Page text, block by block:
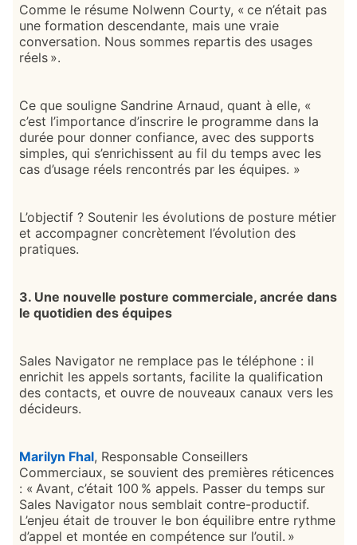
Comme le résume Nolwenn Courty, « ce n’était pas
une formation descendante, mais une vraie
conversation. Nous sommes repartis des usages
réels ».
Ce que souligne Sandrine Arnaud, quant à elle, «
c’est l’importance d’inscrire le programme dans la
durée pour donner confiance, avec des supports
simples, qui s’enrichissent au fil du temps avec les
cas d’usage réels rencontrés par les équipes. »
L’objectif ? Soutenir les évolutions de posture métier
et accompagner concrètement l’évolution des
pratiques.
3. Une nouvelle posture commerciale, ancrée dans
le quotidien des équipes
Sales Navigator ne remplace pas le téléphone : il
enrichit les appels sortants, facilite la qualification
des contacts, et ouvre de nouveaux canaux vers les
décideurs.
Marilyn Fhalopens in a new tab
, Responsable Conseillers
Commerciaux, se souvient des premières réticences
: « Avant, c’était 100 % appels. Passer du temps sur
Sales Navigator nous semblait contre-productif.
L’enjeu était de trouver le bon équilibre entre rythme
d’appel et montée en compétence sur l’outil. »